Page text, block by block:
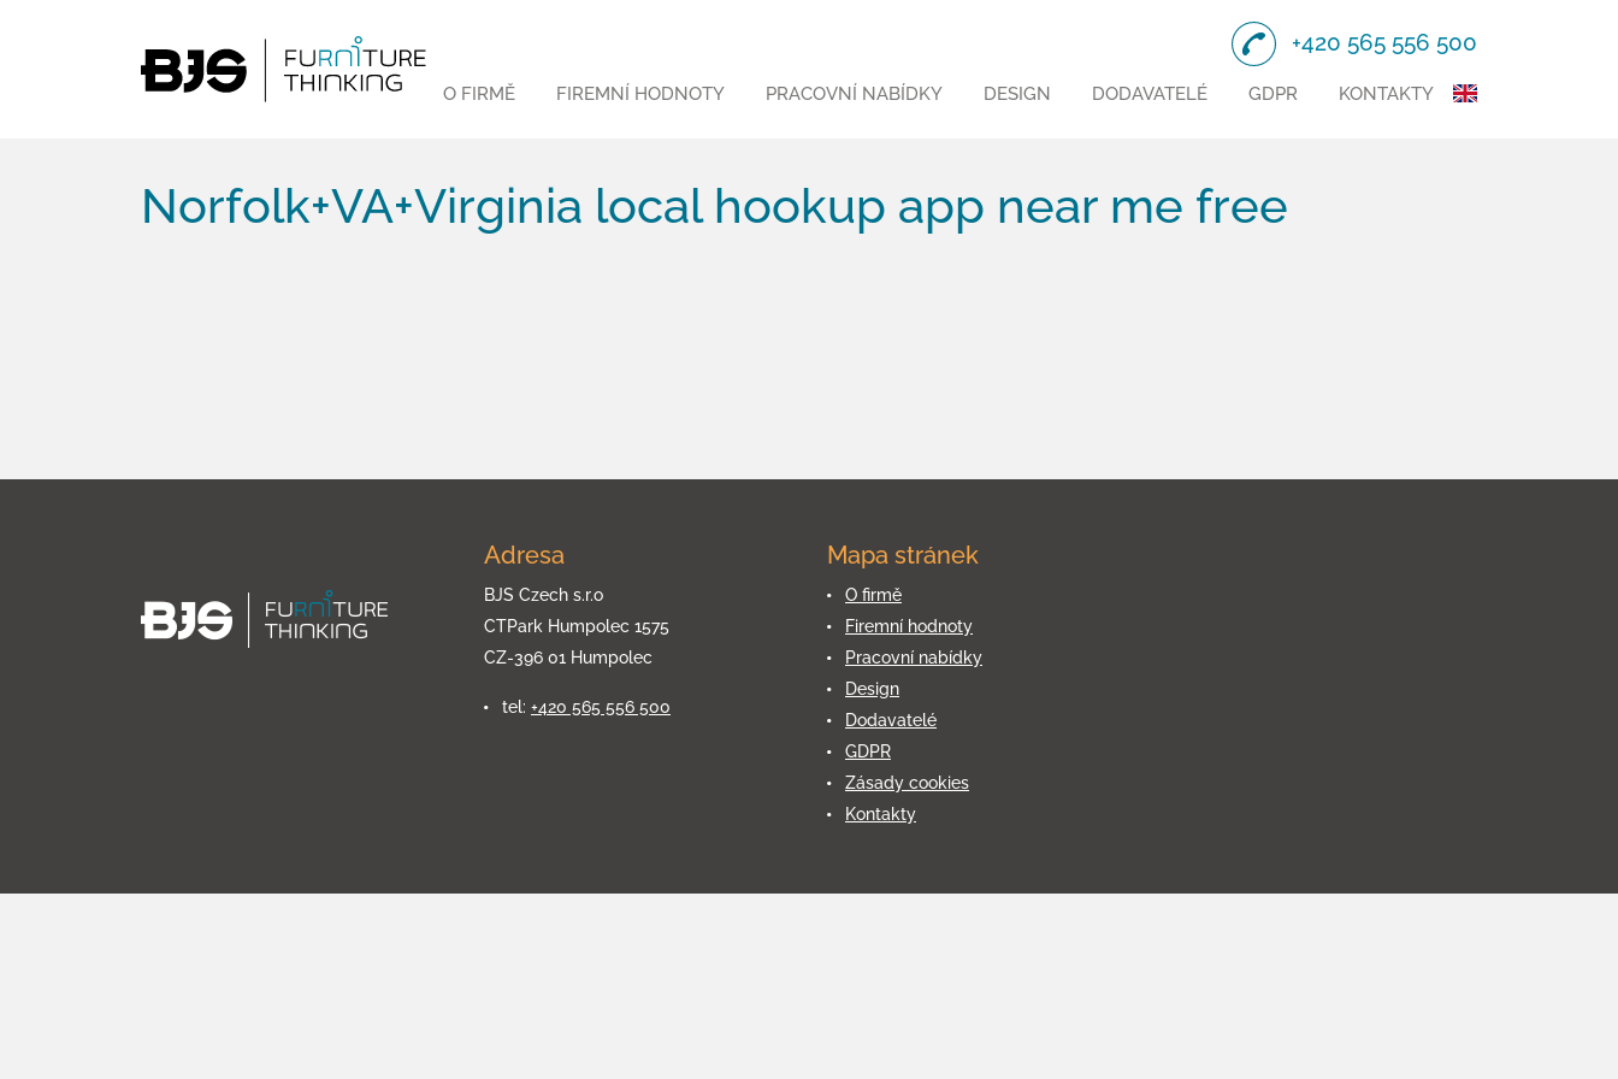
+420 565 556 500
O FIRMĚ FIREMNÍ HODNOTY PRACOVNÍ NABÍDKY DESIGN DODAVATELÉ GDPR KONTAKTY
Norfolk+VA+Virginia local hookup app near me free
Adresa
BJS Czech s.r.o
CTPark Humpolec 1575
CZ-396 01 Humpolec
tel: +420 565 556 500
Mapa stránek
O firmě
Firemní hodnoty
Pracovní nabídky
Design
Dodavatelé
GDPR
Zásady cookies
Kontakty